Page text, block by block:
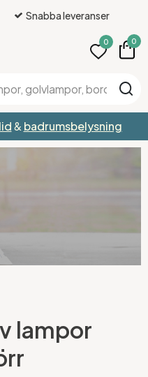
Snabba leveranser
0 0
& badrumsbelysning
lampor